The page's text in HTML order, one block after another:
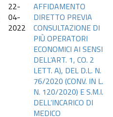
22-
04-
2022
AFFIDAMENTO
DIRETTO PREVIA
CONSULTAZIONE DI
PIÙ OPERATORI
ECONOMICI AI SENSI
DELL’ART. 1, CO. 2
LETT. A), DEL D.L. N.
76/2020 (CONV. IN L.
N. 120/2020) E S.M.I.
DELL’INCARICO DI
MEDICO